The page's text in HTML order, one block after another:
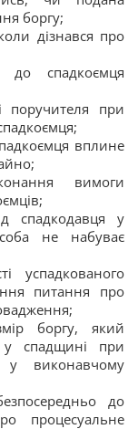
боргу;
дізнався про
спадкоємця
поручителя при
вплине
вимоги
спадкодавця у
не набуває
успадкованого
питання про
боргу, який
у спадщині при
у виконавчому
до
процесуальне